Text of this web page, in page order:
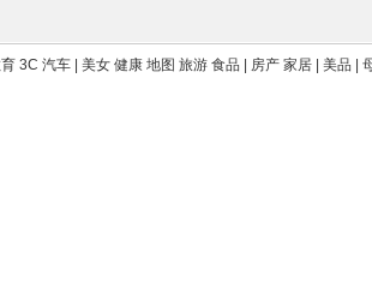
3C 汽车 | 美女 健康 地图 旅游 食品 | 房产 家居 | 美品 |